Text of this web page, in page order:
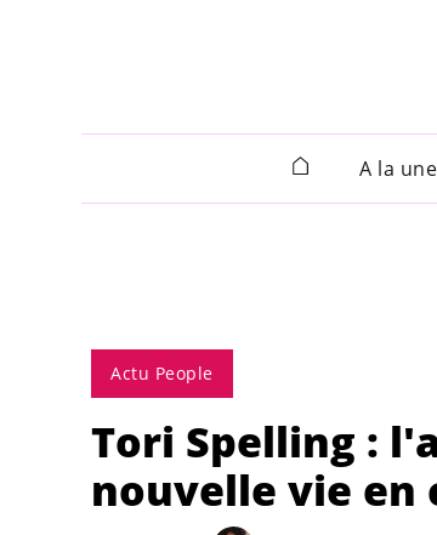
A la une
Actu People
Tori Spelling :
nouvelle vie en